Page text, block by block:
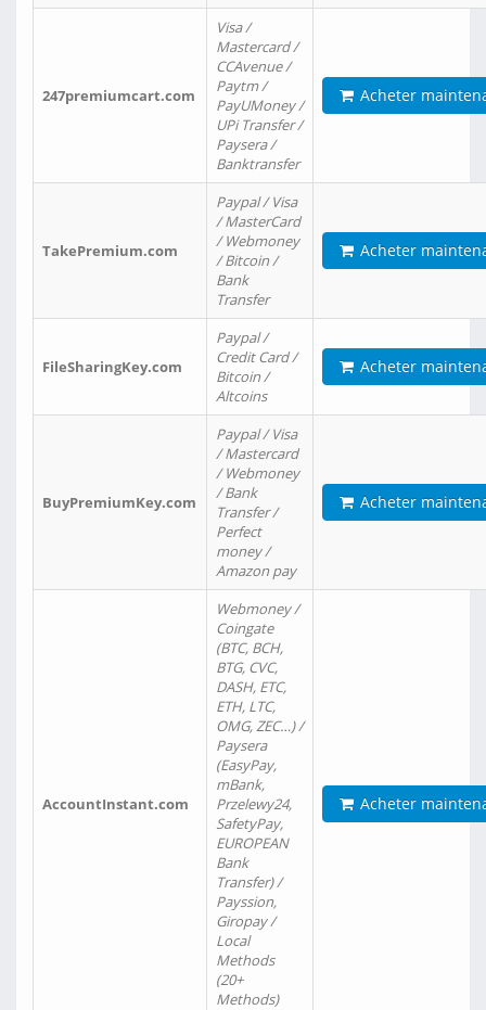
247premiumcart.com
Visa /
Mastercard /
CCAvenue /
Paytm /
PayUMoney /
UPi Transfer /
Paysera /
Banktransfer
Acheter
TakePremium.com
Paypal / Visa
/ MasterCard
/ Webmoney
/ Bitcoin /
Bank
Transfer
Acheter
FileSharingKey.com
Paypal /
Credit Card /
Bitcoin /
Altcoins
Acheter
BuyPremiumKey.com
Paypal / Visa
/ Mastercard
/ Webmoney
/ Bank
Transfer /
Perfect
money /
Amazon pay
Acheter
AccountInstant.com
Webmoney /
Coingate
(BTC, BCH,
BTG, CVC,
DASH, ETC,
ETH, LTC,
OMG, ZEC…) /
Paysera
(EasyPay,
mBank,
Przelewy24,
SafetyPay,
EUROPEAN
Bank
Transfer) /
Payssion,
Giropay /
Local
Methods
(20+
Methods)
Acheter